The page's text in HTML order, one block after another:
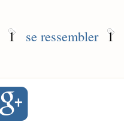
1 se ressembler 1